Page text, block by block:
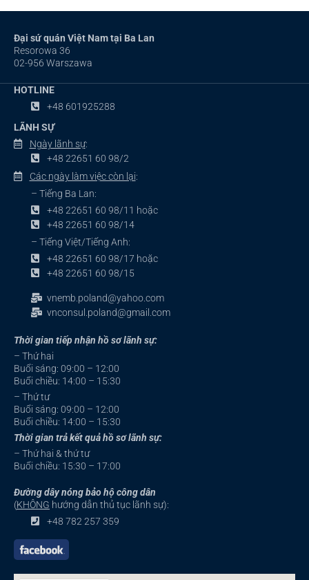
Đại sứ quán Việt Nam tại Ba Lan
Resorowa 36
02-956 Warszawa
HOTLINE
+48 601925288
LÃNH SỰ
Ngày lãnh sự:
+48 22651 60 98/2
Các ngày làm việc còn lại:
– Tiếng Ba Lan:
+48 22651 60 98/11 hoặc
+48 22651 60 98/14
– Tiếng Việt/Tiếng Anh:
+48 22651 60 98/17 hoặc
+48 22651 60 98/15
vnemb.poland@yahoo.com
vnconsul.poland@gmail.com
Thời gian tiếp nhận hồ sơ lãnh sự:
– Thứ hai
Buổi sáng: 09:00 – 12:00
Buổi chiều: 14:00 – 15:30
– Thứ tư
Buổi sáng: 09:00 – 12:00
Buổi chiều: 14:00 – 15:30
Thời gian trả kết quả hồ sơ lãnh sự:
– Thứ hai & thứ tư
Buổi chiều: 15:30 – 17:00
Đường dây nóng bảo hộ công dân
(KHÔNG hướng dẫn thủ tục lãnh sự):
+48 782 257 359